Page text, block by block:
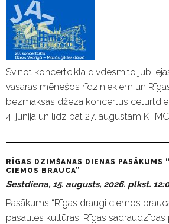
Svinot koncertcikla divdesmito
vasaras mēnešos rīdziniekiem un
bezmaksas džeza koncertus
4. jūnija un līdz pat 27. augustam KTMC
RĪGAS DZIMŠANAS DIENAS PASĀKUMS
CIEMOS BRAUCA”
Sestdiena, 15. augusts, 2026. plkst.
Pasākums “Rīgas draugi ciemos
pasaules kultūras, Rīgas